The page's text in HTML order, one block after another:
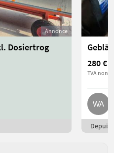
Annonce
Dosiertrog
280 €
TVA non
Depuis